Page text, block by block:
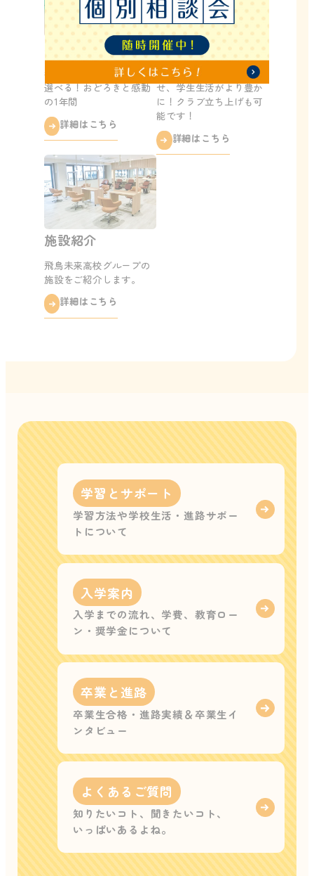
学校行事
参加したい行事を自分で
選べる！おどろきと感動
の1年間
詳細はこちら
部活・同好会
自分自身を大きく成長さ
せ、学生生活がより豊か
に！クラブ立ち上げも可
能です！
詳細はこちら
施設紹介
飛鳥未来高校グループの
施設をご紹介します。
詳細はこちら
学習とサポート
学習方法や学校生活・進路サポー
トについて
入学案内
入学までの流れ、学費、教育ロー
ン・奨学金について
卒業と進路
卒業生合格・進路実績＆卒業生イ
ンタビュー
よくあるご質問
知りたいコト、聞きたいコト、
いっぱいあるよね。